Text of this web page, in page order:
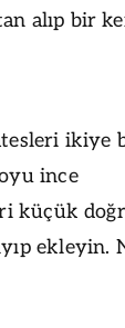
alıp bir
ikiye
ince
küçük
ekleyin.